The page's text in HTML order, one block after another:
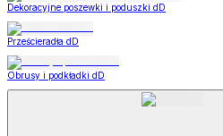
Dekoracyjne poszewki i poduszki dD
Prześcieradła dD
Obrusy i podkładki dD